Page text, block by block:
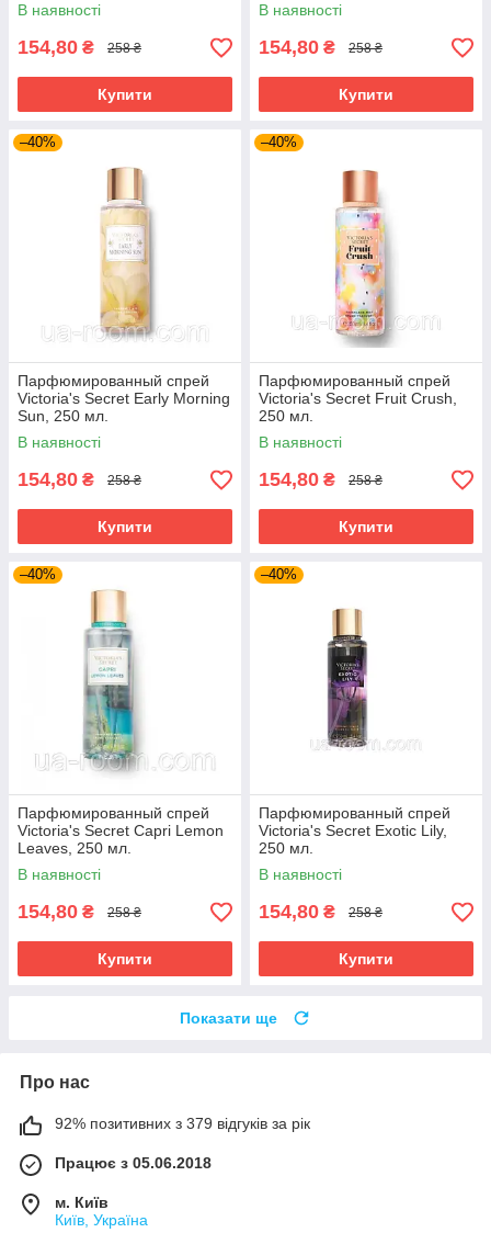
В наявності
154,80 ₴ 258 ₴
Купити
В наявності
154,80 ₴ 258 ₴
Купити
–40%
Парфюмированный спрей
Victoria's Secret Early Morning
Sun, 250 мл.
В наявності
154,80 ₴ 258 ₴
Купити
–40%
Парфюмированный спрей
Victoria's Secret Fruit Crush,
250 мл.
В наявності
154,80 ₴ 258 ₴
Купити
–40%
Парфюмированный спрей
Victoria's Secret Capri Lemon
Leaves, 250 мл.
В наявності
154,80 ₴ 258 ₴
Купити
–40%
Парфюмированный спрей
Victoria's Secret Exotic Lily,
250 мл.
В наявності
154,80 ₴ 258 ₴
Купити
Показати ще
Про нас
92% позитивних з 379 відгуків за рік
Працює з 05.06.2018
м. Київ
Київ, Україна